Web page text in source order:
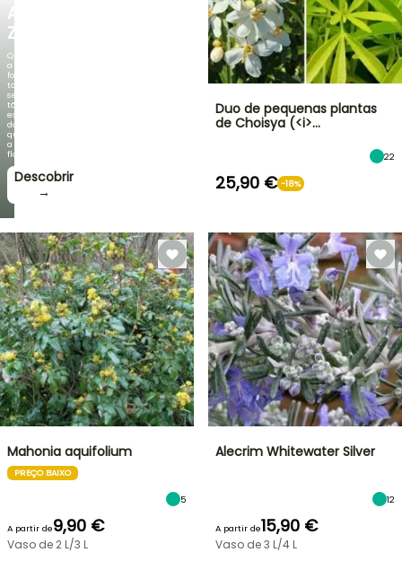
AGAPANTHUS
ZAMBEZI
Quando
a
folhagem
torna-
se
tão
espetacular
do
que
a
floração!
Descobrir
→
Duo de pequenas plantas
de Choisya (<i>…
22
25,90 € -18%
Mahonia aquifolium
PREÇO BAIXO
5
A partir de9,90 €
Vaso de 2 L/3 L
Alecrim Whitewater Silver
12
A partir de15,90 €
Vaso de 3 L/4 L